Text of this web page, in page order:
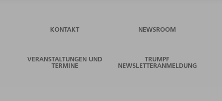
KONTAKT NEWSROOM
VERANSTALTUNGEN UND
TERMINE
TRUMPF
NEWSLETTERANMELDUNG